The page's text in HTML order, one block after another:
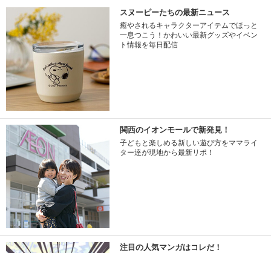
スヌーピーたちの最新ニュース
癒やされるキャラクターアイテムでほっと
一息つこう！かわいい最新グッズやイベン
ト情報を毎日配信
関西のイオンモールで新発見！
子どもと楽しめる新しい遊び方をママライ
ター達が現地から最新リポ！
注目の人気マンガはコレだ！